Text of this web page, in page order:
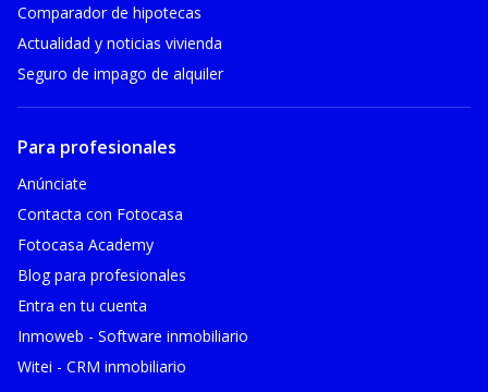
Comparador de hipotecas
Actualidad y noticias vivienda
Seguro de impago de alquiler
Para profesionales
Anúnciate
Contacta con Fotocasa
Fotocasa Academy
Blog para profesionales
Entra en tu cuenta
Inmoweb - Software inmobiliario
Witei - CRM inmobiliario